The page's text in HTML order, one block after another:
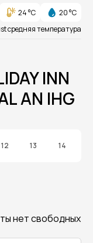
24 °C
20 °C
средняя температура
INN
AN IHG
12 13 14
нет свободных